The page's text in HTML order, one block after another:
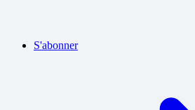
S'abonner